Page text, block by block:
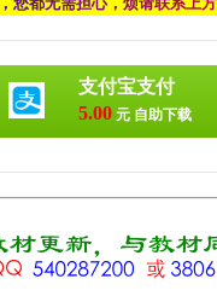
支付宝支付
5.00 元 自助下载